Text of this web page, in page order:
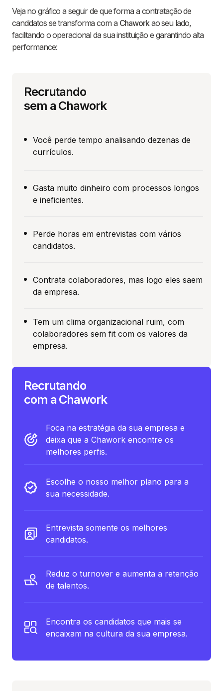
Veja no gráfico a seguir de que forma a contratação de
candidatos se transforma com a Chaworkao seu lado,
facilitando o operacional da sua instituição e garantindo alta
performance:
Recrutando
sem a Chawork
Você perde tempo analisando dezenas de
currículos.
Gasta muito dinheiro com processos longos
e ineficientes.
Perde horas em entrevistas com vários
candidatos.
Contrata colaboradores, mas logo eles saem
da empresa.
Tem um clima organizacional ruim, com
colaboradores sem fit com os valores da
empresa.
Recrutando
com a Chawork
Foca na estratégia da sua empresa e
deixa que a Chawork encontre os
melhores perfis.
Escolhe o nosso melhor plano para a
sua necessidade.
Entrevista somente os melhores
candidatos.
Reduz o turnover e aumenta a retenção
de talentos.
Encontra os candidatos que mais se
encaixam na cultura da sua empresa.